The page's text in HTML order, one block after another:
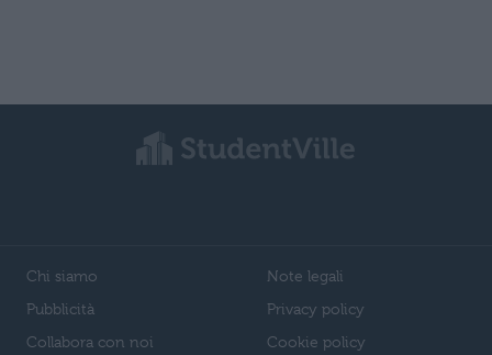
Chi siamo
Pubblicità
Collabora con noi
Note legali
Privacy policy
Cookie policy